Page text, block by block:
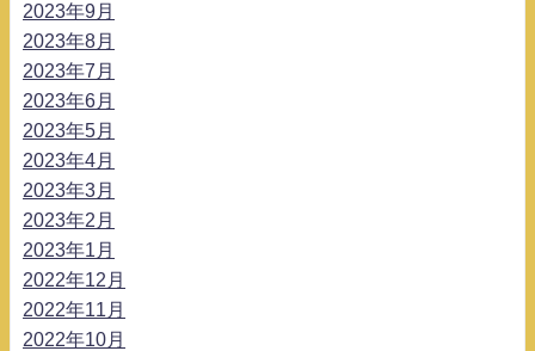
2023年9月
2023年8月
2023年7月
2023年6月
2023年5月
2023年4月
2023年3月
2023年2月
2023年1月
2022年12月
2022年11月
2022年10月